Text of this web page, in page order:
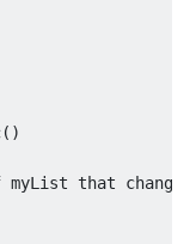
()
myList that